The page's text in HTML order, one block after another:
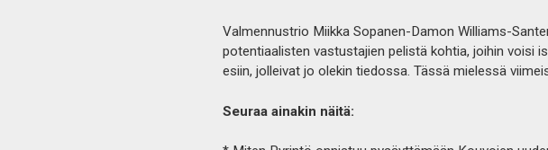
Valmennustrio Miikka Sopanen-Damon Williams-
potentiaalisten vastustajien pelistä kohtia, joihin voisi
esiin, jolleivat jo olekin tiedossa. Tässä mielessä
Seuraa ainakin näitä: